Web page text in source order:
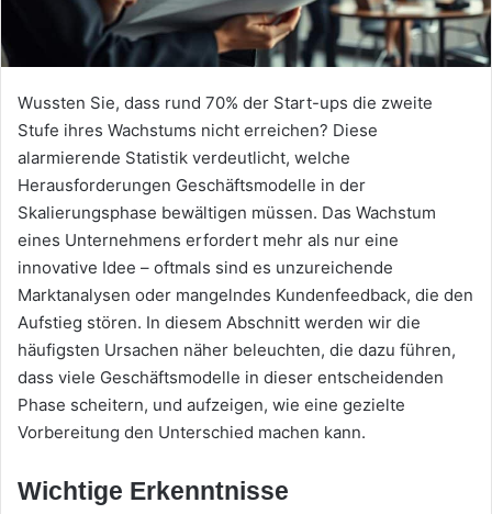
Wussten Sie, dass rund 70% der Start-ups die zweite
Stufe ihres Wachstums nicht erreichen? Diese
alarmierende Statistik verdeutlicht, welche
Herausforderungen Geschäftsmodelle in der
Skalierungsphase bewältigen müssen. Das Wachstum
eines Unternehmens erfordert mehr als nur eine
innovative Idee – oftmals sind es unzureichende
Marktanalysen oder mangelndes Kundenfeedback, die den
Aufstieg stören. In diesem Abschnitt werden wir die
häufigsten Ursachen näher beleuchten, die dazu führen,
dass viele Geschäftsmodelle in dieser entscheidenden
Phase scheitern, und aufzeigen, wie eine gezielte
Vorbereitung den Unterschied machen kann.
Wichtige Erkenntnisse